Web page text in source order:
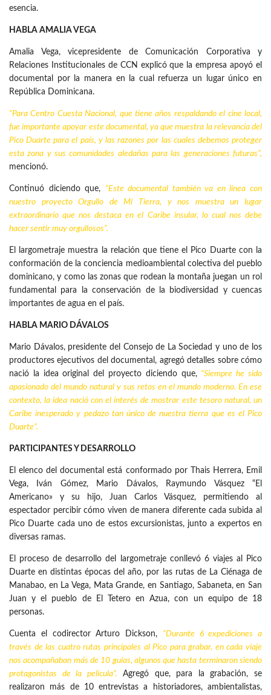
esencia.
HABLA AMALIA VEGA
Amalia Vega, vicepresidente de Comunicación Corporativa y
Relaciones Institucionales de CCN explicó que la empresa apoyó el
documental por la manera en la cual refuerza un lugar único en
República Dominicana.
“Para Centro Cuesta Nacional, que tiene años respaldando el cine local,
fue importante apoyar este documental, ya que muestra la relevancia del
Pico Duarte para el país, y las razones por las cuales debemos proteger
esta zona y sus comunidades aledañas para las generaciones futuras”,
mencionó.
Continuó diciendo que, “Este documental también va en línea con
nuestro proyecto Orgullo de Mi Tierra, y nos muestra un lugar
extraordinario que nos destaca en el Caribe insular, lo cual nos debe
hacer sentir muy orgullosos”.
El largometraje muestra la relación que tiene el Pico Duarte con la
conformación de la conciencia medioambiental colectiva del pueblo
dominicano, y como las zonas que rodean la montaña juegan un rol
fundamental para la conservación de la biodiversidad y cuencas
importantes de agua en el país.
HABLA MARIO DÁVALOS
Mario Dávalos, presidente del Consejo de La Sociedad y uno de los
productores ejecutivos del documental, agregó detalles sobre cómo
nació la idea original del proyecto diciendo que, “Siempre he sido
apasionado del mundo natural y sus retos en el mundo moderno. En ese
contexto, la idea nació con el interés de mostrar este tesoro natural, un
Caribe inesperado y pedazo tan único de nuestra tierra que es el Pico
Duarte”.
PARTICIPANTES Y DESARROLLO
El elenco del documental está conformado por Thais Herrera, Emil
Vega, Iván Gómez, Mario Dávalos, Raymundo Vásquez “El
Americano» y su hijo, Juan Carlos Vásquez, permitiendo al
espectador percibir cómo viven de manera diferente cada subida al
Pico Duarte cada uno de estos excursionistas, junto a expertos en
diversas ramas.
El proceso de desarrollo del largometraje conllevó 6 viajes al Pico
Duarte en distintas épocas del año, por las rutas de La Ciénaga de
Manabao, en La Vega, Mata Grande, en Santiago, Sabaneta, en San
Juan y el pueblo de El Tetero en Azua, con un equipo de 18
personas.
Cuenta el codirector Arturo Dickson, “Durante 6 expediciones a
través de las cuatro rutas principales al Pico para grabar, en cada viaje
nos acompañaban más de 10 guías, algunos que hasta terminaron siendo
protagonistas de la película”. Agregó que, para la grabación, se
realizaron más de 10 entrevistas a historiadores, ambientalistas,